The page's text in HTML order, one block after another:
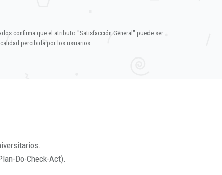
confirma que el atributo "Satisfacción General" puede ser
percibida por los usuarios.
Do-Check-Act).